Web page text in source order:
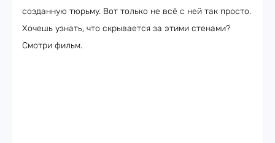
созданную тюрьму. Вот только не всё с ней так просто.
Хочешь узнать, что скрывается за этими стенами?
Смотри фильм.